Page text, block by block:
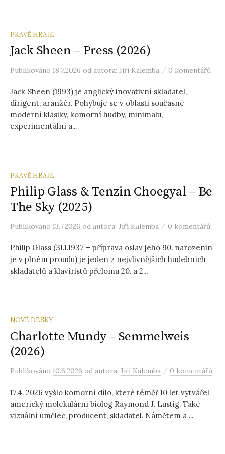
PRÁVĚ HRAJE
Jack Sheen – Press (2026)
Publikováno 18.7.2026 od autora: Jiří Kalemba / 0 komentářů
Jack Sheen (1993) je anglický inovativní skladatel,
dirigent, aranžér. Pohybuje se v oblasti současné
moderní klasiky, komorní hudby, minimalu,
experimentální a...
PRÁVĚ HRAJE
Philip Glass & Tenzin Choegyal – Be
The Sky (2025)
Publikováno 13.7.2026 od autora: Jiří Kalemba / 0 komentářů
Philip Glass (31.1.1937 – příprava oslav jeho 90. narozenin
je v plném proudu) je jeden z nejvlivnějších hudebních
skladatelů a klavíristů přelomu 20. a 2...
NOVÉ DESKY
Charlotte Mundy – Semmelweis
(2026)
Publikováno 10.6.2026 od autora: Jiří Kalemba / 0 komentářů
17.4. 2026 vyšlo komorní dílo, které téměř 10 let vytvářel
americký molekulární biolog Raymond J. Lustig. Také
vizuální umělec, producent, skladatel. Námětem a ...